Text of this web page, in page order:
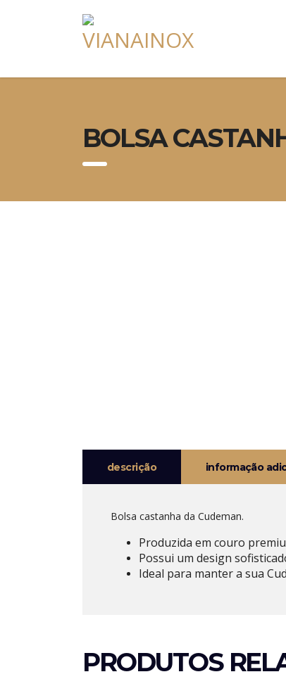
BOLSA
descrição informação
Bolsa castanha da Cudeman.
Produzida em couro
Possui um design
Ideal para manter a sua
PRODUTOS